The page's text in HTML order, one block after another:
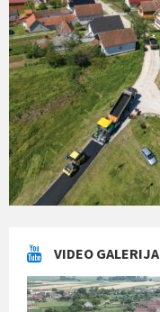
VIDEO GALERIJA